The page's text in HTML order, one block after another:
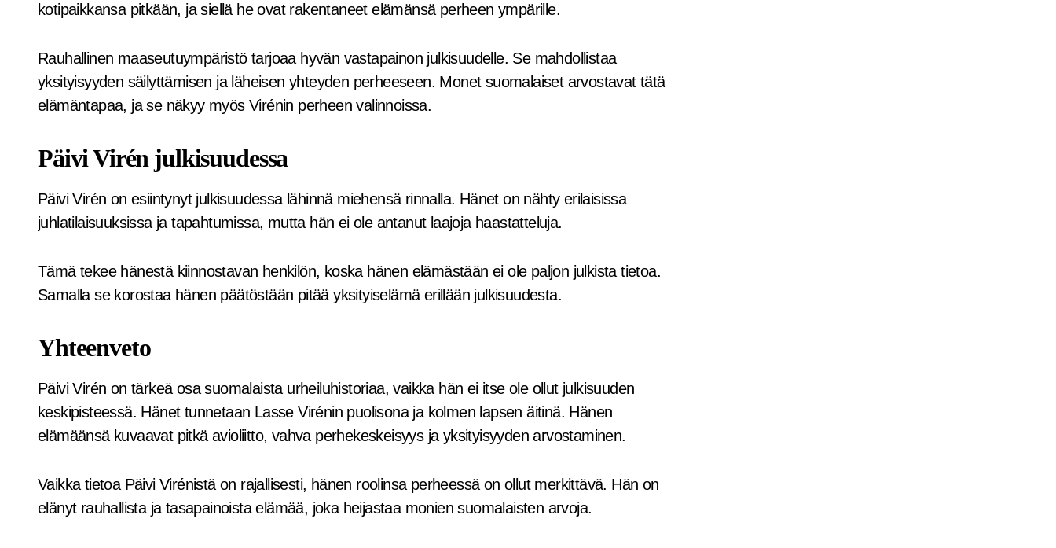
kotipaikkansa pitkään, ja siellä he ovat rakentaneet elämänsä perheen ympärille.
Rauhallinen maaseutuympäristö tarjoaa hyvän vastapainon julkisuudelle. Se mahdollistaa
yksityisyyden säilyttämisen ja läheisen yhteyden perheeseen. Monet suomalaiset arvostavat tätä
elämäntapaa, ja se näkyy myös Virénin perheen valinnoissa.
Päivi Virén julkisuudessa
Päivi Virén on esiintynyt julkisuudessa lähinnä miehensä rinnalla. Hänet on nähty erilaisissa
juhlatilaisuuksissa ja tapahtumissa, mutta hän ei ole antanut laajoja haastatteluja.
Tämä tekee hänestä kiinnostavan henkilön, koska hänen elämästään ei ole paljon julkista tietoa.
Samalla se korostaa hänen päätöstään pitää yksityiselämä erillään julkisuudesta.
Yhteenveto
Päivi Virén on tärkeä osa suomalaista urheiluhistoriaa, vaikka hän ei itse ole ollut julkisuuden
keskipisteessä. Hänet tunnetaan Lasse Virénin puolisona ja kolmen lapsen äitinä. Hänen
elämäänsä kuvaavat pitkä avioliitto, vahva perhekeskeisyys ja yksityisyyden arvostaminen.
Vaikka tietoa Päivi Virénistä on rajallisesti, hänen roolinsa perheessä on ollut merkittävä. Hän on
elänyt rauhallista ja tasapainoista elämää, joka heijastaa monien suomalaisten arvoja.